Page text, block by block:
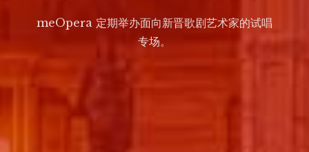
meOpera 定期举办面向新晋歌剧艺术家的试唱
专场。